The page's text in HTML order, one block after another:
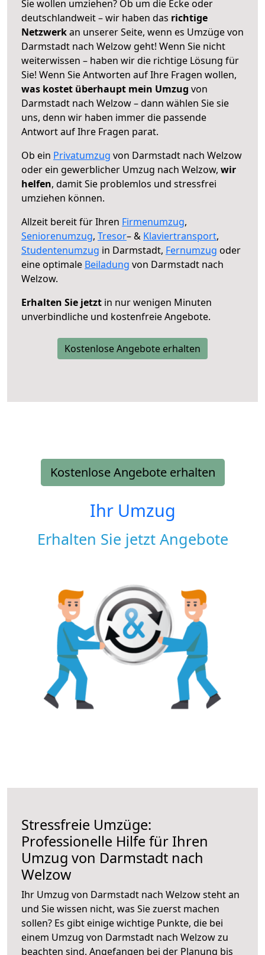
Sie wollen umziehen? Ob um die Ecke oder
deutschlandweit – wir haben das richtige
Netzwerkan unserer Seite, wenn es Umzüge von
Darmstadt nach Welzow geht! Wenn Sie nicht
weiterwissen – haben wir die richtige Lösung für
Sie! Wenn Sie Antworten auf Ihre Fragen wollen,
was kostet überhaupt mein Umzug von
Darmstadt nach Welzow – dann wählen Sie sie
uns, denn wir haben immer die passende
Antwort auf Ihre Fragen parat.
Ob ein Privatumzug von Darmstadt nach Welzow
oder ein gewerblicher Umzug nach Welzow, wir
helfen, damit Sie problemlos und stressfrei
umziehen können.
Allzeit bereit für Ihren Firmenumzug,
Seniorenumzug, Tresor– & Klaviertransport,
Studentenumzug in Darmstadt, Fernumzug oder
eine optimale Beiladung von Darmstadt nach
Welzow.
Erhalten Sie jetzt in nur wenigen Minuten
unverbindliche und kostenfreie Angebote.
Kostenlose Angebote erhalten
Kostenlose Angebote erhalten
Ihr Umzug
Erhalten Sie jetzt Angebote
Stressfreie Umzüge:
Professionelle Hilfe für Ihren
Umzug von Darmstadt nach
Welzow
Ihr Umzug von Darmstadt nach Welzow steht an
und Sie wissen nicht, was Sie zuerst machen
sollen? Es gibt einige wichtige Punkte, die bei
einem Umzug von Darmstadt nach Welzow zu
beachten sind. Angefangen bei der Planung bis